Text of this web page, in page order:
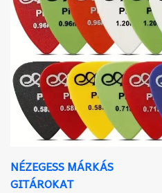
NÉZEGESS MÁRKÁS
GITÁROKAT